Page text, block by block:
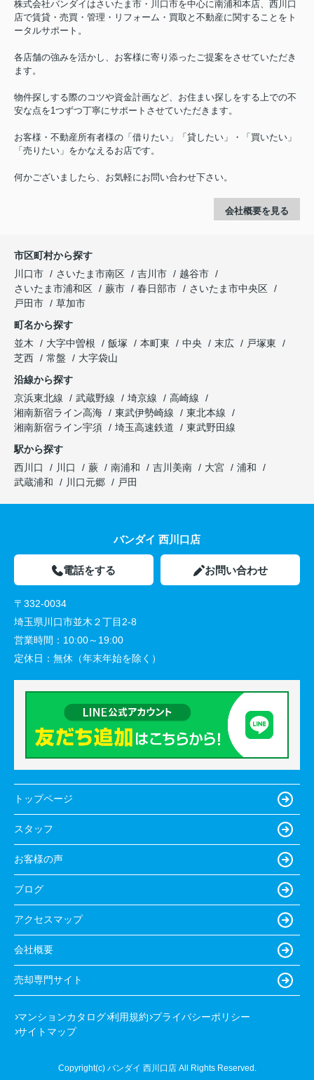
株式会社バンダイはさいたま市・川口市を中心に南浦和本店、西川口
店で賃貸・売買・管理・リフォーム・買取と不動産に関することをト
ータルサポート。
各店舗の強みを活かし、お客様に寄り添ったご提案をさせていただき
ます。
物件探しする際のコツや資金計画など、お住まい探しをする上での不
安な点を1つずつ丁寧にサポートさせていただきます。
お客様・不動産所有者様の「借りたい」「貸したい」・「買いたい」
「売りたい」をかなえるお店です。
何かございましたら、お気軽にお問い合わせ下さい。
会社概要を見る
市区町村から探す
川口市
さいたま市南区 吉川市
越谷市
さいたま市浦和区
蕨市 春日部市
さいたま市中央区
戸田市
草加市
町名から探す
並木
大字中曽根 飯塚 本町東 中央 末広
戸塚東
芝西
常盤
大字袋山
沿線から探す
京浜東北線
武蔵野線 埼京線
高崎線
湘南新宿ライン高海
東武伊勢崎線
東北本線
湘南新宿ライン宇須
埼玉高速鉄道
東武野田線
駅から探す
西川口
川口 蕨 南浦和 吉川美南 大宮
浦和
武蔵浦和
川口元郷 戸田
バンダイ 西川口店
電話をする お問い合わせ
〒332-0034
埼玉県川口市並木２丁目2-8
営業時間： 10:00～19:00
定休日： 無休（年末年始を除く）
トップページ
スタッフ
お客様の声
ブログ
アクセスマップ
会社概要
売却専門サイト
マンションカタログ 利用規約 プライバシーポリシー
サイトマップ
Copyright(c) バンダイ 西川口店 All Rights Reserved.